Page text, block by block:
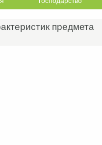
предмета